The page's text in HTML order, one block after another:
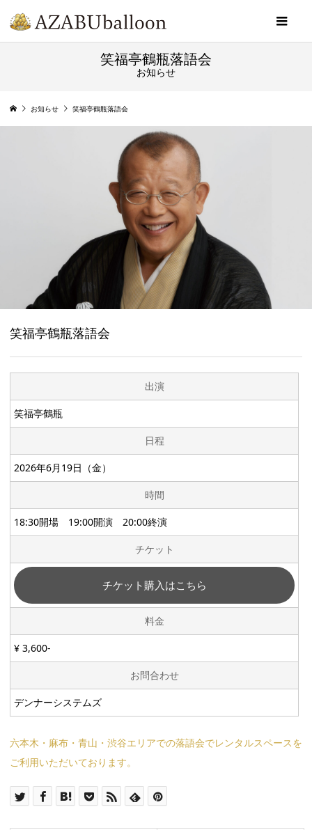
笑福亭鶴瓶落語会
お知らせ
お知らせ 笑福亭鶴瓶落語会
笑福亭鶴瓶落語会
出演
笑福亭鶴瓶
日程
2026年6月19日（金）
時間
18:30開場 19:00開演 20:00終演
チケット
チケット購入はこちら
料金
¥ 3,600-
お問合わせ
デンナーシステムズ
六本木・麻布・青山・渋谷エリアでの落語会でレンタルスペースを
ご利用いただいております。